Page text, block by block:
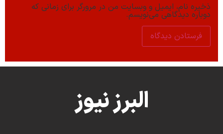
ذخیره نام، ایمیل و وبسایت من در مرورگر برای زمانی که
دوباره دیدگاهی می‌نویسم.
البرز نیوز